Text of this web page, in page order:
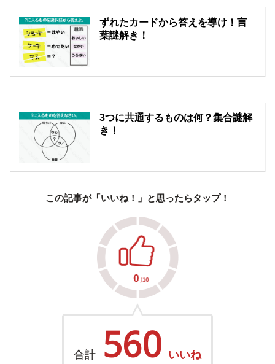
ずれたカードから答えを導け！言
葉謎解き！
3つに共通するものは何？集合謎解
き！
この記事が「いいね！」と思ったらタップ！
合計 560 いいね